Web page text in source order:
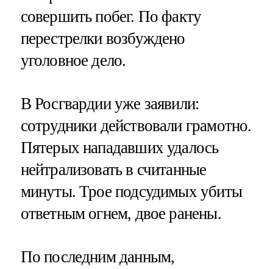
совершить побег. По факту
перестрелки возбуждено
уголовное дело.
В Росгвардии уже заявили:
сотрудники действовали грамотно.
Пятерых нападавших удалось
нейтрализовать в считанные
минуты. Трое подсудимых убиты
ответным огнем, двое ранены.
По последним данным,